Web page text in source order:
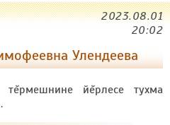
2023.08.01
20:02
Улендеева
йĕрлесе тухма